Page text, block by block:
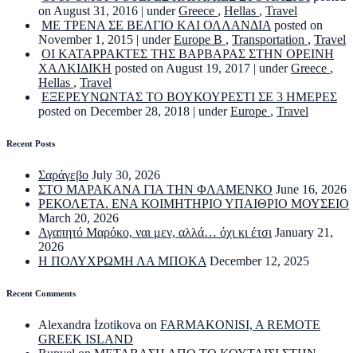
on August 31, 2016 | underGreece , Hellas , Travel
ΜΕ ΤΡΕΝΑ ΣΕ ΒΕΛΓΙΟ ΚΑΙ ΟΛΛΑΝΔΙΑ posted on
November 1, 2015 | underEurope B , Transportation , Travel
ΟΙ ΚΑΤΑΡΡΑΚΤΕΣ ΤΗΣ ΒΑΡΒΑΡΑΣ ΣΤΗΝ ΟΡΕΙΝΗ
ΧΑΛΚΙΔΙΚΗ posted on August 19, 2017 | underGreece ,
Hellas , Travel
ΕΞΕΡΕΥΝΩΝΤΑΣ ΤΟ ΒΟΥΚΟΥΡΕΣΤΙ ΣΕ 3 ΗΜΕΡΕΣ
posted on December 28, 2018 | underEurope , Travel
Recent Posts
Σαράγεβο July 30, 2026
ΣΤΟ ΜΑΡΑΚΑΝΑ ΓΙΑ ΤΗΝ ΦΛΑΜΕΝΚΟ June 16, 2026
ΡΕΚΟΛΕΤΑ. ΕΝΑ ΚΟΙΜΗΤΗΡΙΟ ΥΠΑΙΘΡΙΟ ΜΟΥΣΕΙΟ
March 20, 2026
Αγαπητό Μαρόκο, ναι μεν, αλλά… όχι κι έτσι January 21,
2026
Η ΠΟΛΥΧΡΩΜΗ ΛΑ ΜΠΟΚΑ December 12, 2025
Recent Comments
Alexandra İzotikova on FARMAKONISI, A REMOTE
GREEK ISLAND